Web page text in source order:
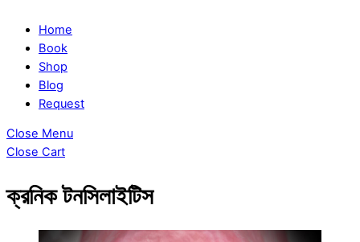
Home
Book
Shop
Blog
Request
Close Menu
Close Cart
ক্রনিক টনসিলাইটিস